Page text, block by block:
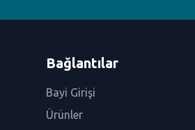
Bağlantılar
Bayi Girişi
Ürünler